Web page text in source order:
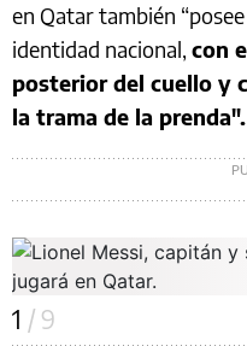
en Qatar también
identidad nacional, con
posterior del cuello y
la trama de la prenda".
1 / 9